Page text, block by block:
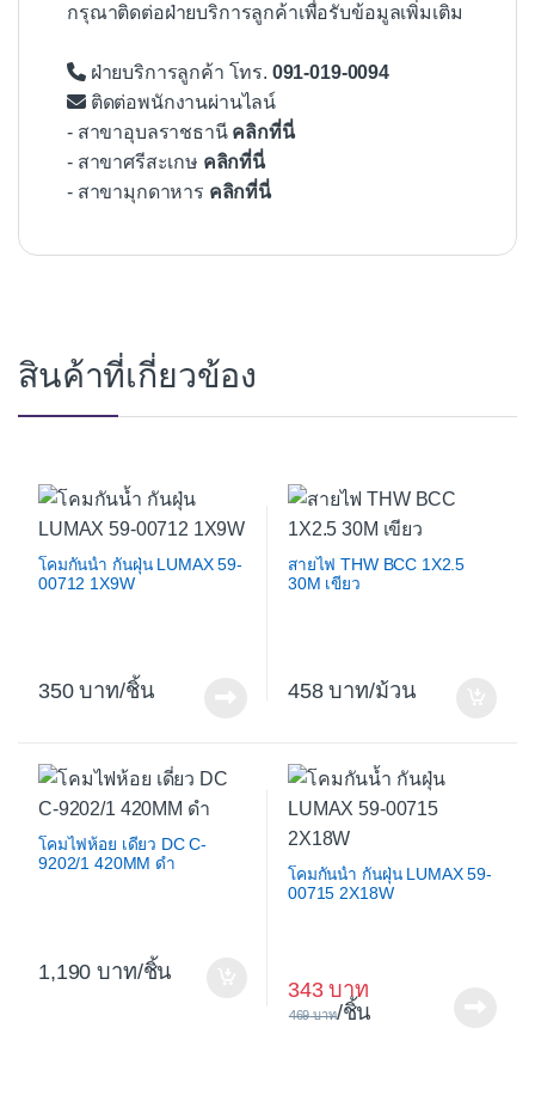
กรุณาติดต่อฝ่ายบริการลูกค้าเพื่อรับข้อมูลเพิ่มเติม
ฝ่ายบริการลูกค้า โทร. 091-019-0094
ติดต่อพนักงานผ่านไลน์
- สาขาอุบลราชธานี คลิกที่นี่
- สาขาศรีสะเกษ คลิกที่นี่
- สาขามุกดาหาร คลิกที่นี่
สินค้าที่เกี่ยวข้อง
โคมกันน้ำ กันฝุ่น LUMAX 59-
00712 1X9W
350 /ชิ้น
สายไฟ THW BCC 1X2.5
30M เขียว
458 /ม้วน
โคมไฟห้อย เดี่ยว DC C-
9202/1 420MM ดำ
1,190 /ชิ้น
โคมกันน้ำ กันฝุ่น LUMAX 59-
00715 2X18W
343
469 /ชิ้น